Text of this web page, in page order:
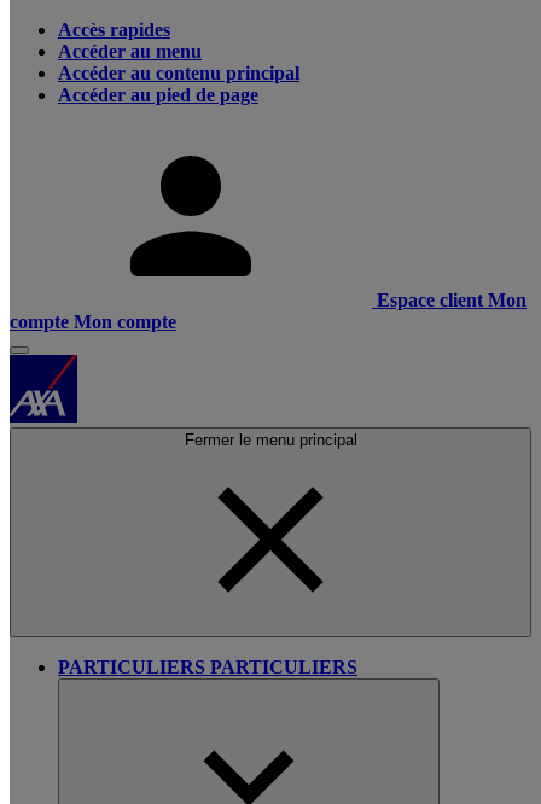
Accès rapides
Accéder au menu
Accéder au contenu principal
Accéder au pied de page
Espace client Mon
compte Mon compte
Fermer le menu principal
PARTICULIERS PARTICULIERS